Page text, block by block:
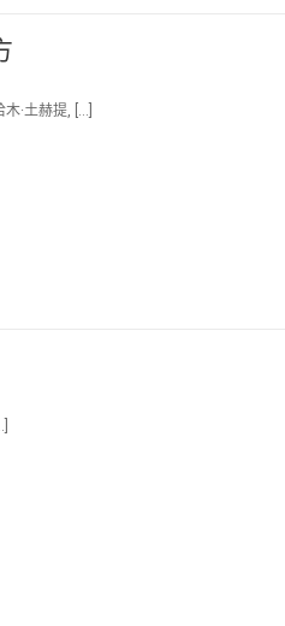
·土赫提, […]